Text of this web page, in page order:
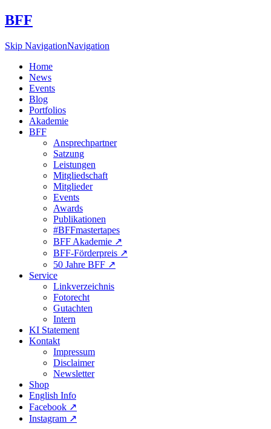
BFF
Skip NavigationNavigation
Home
News
Events
Blog
Portfolios
Akademie
BFF
Ansprechpartner
Satzung
Leistungen
Mitgliedschaft
Mitglieder
Events
Awards
Publikationen
#BFFmastertapes
BFF Akademie ↗︎
BFF-Förderpreis ↗︎
50 Jahre BFF ↗︎
Service
Linkverzeichnis
Fotorecht
Gutachten
Intern
KI Statement
Kontakt
Impressum
Disclaimer
Newsletter
Shop
English Info
Facebook ↗︎
Instagram ↗︎